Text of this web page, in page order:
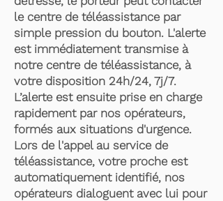
le centre de téléassistance par
simple pression du bouton. L'alerte
est immédiatement transmise à
notre centre de téléassistance, à
votre disposition 24h/24, 7j/7.
L’alerte est ensuite prise en charge
rapidement par nos opérateurs,
formés aux situations d'urgence.
Lors de l'appel au service de
téléassistance, votre proche est
automatiquement identifié, nos
opérateurs dialoguent avec lui pour